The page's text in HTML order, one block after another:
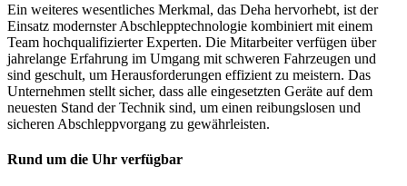
Ein weiteres wesentliches Merkmal, das Deha hervorhebt, ist der
Einsatz modernster Abschlepptechnologie kombiniert mit einem
Team hochqualifizierter Experten. Die Mitarbeiter verfügen über
jahrelange Erfahrung im Umgang mit schweren Fahrzeugen und
sind geschult, um Herausforderungen effizient zu meistern. Das
Unternehmen stellt sicher, dass alle eingesetzten Geräte auf dem
neuesten Stand der Technik sind, um einen reibungslosen und
sicheren Abschleppvorgang zu gewährleisten.
Rund um die Uhr verfügbar